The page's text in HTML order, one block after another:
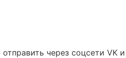
через соцсети VK и